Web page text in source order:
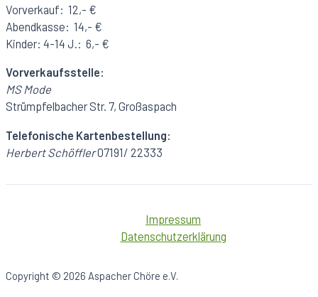
Vorverkauf: 12,- €
Abendkasse: 14,- €
Kinder: 4-14 J.: 6,- €
Vorverkaufsstelle:
MS Mode
Strümpfelbacher Str. 7, Großaspach
Telefonische Kartenbestellung:
Herbert Schöffler07191/ 22333
Impressum
Datenschutzerklärung
Copyright © 2026 Aspacher Chöre e.V.